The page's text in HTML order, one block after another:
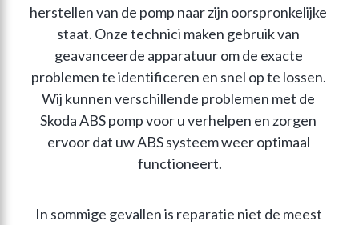
herstellen van de pomp naar zijn oorspronkelijke
staat. Onze technici maken gebruik van
geavanceerde apparatuur om de exacte
problemen te identificeren en snel op te lossen.
Wij kunnen verschillende problemen met de
Skoda ABS pomp voor u verhelpen en zorgen
ervoor dat uw ABS systeem weer optimaal
functioneert.
In sommige gevallen is reparatie niet de meest